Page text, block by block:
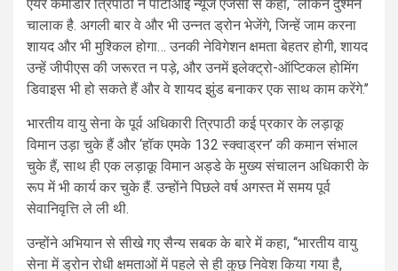
एयर कमोडोर त्रिपाठी ने पीटीआई न्यूज एजेंसी से कहा, ‘‘लेकिन दुश्मन
चालाक है. अगली बार वे और भी उन्नत ड्रोन भेजेंगे, जिन्हें जाम करना
शायद और भी मुश्किल होगा… उनकी नेविगेशन क्षमता बेहतर होगी, शायद
उन्हें जीपीएस की जरूरत न पड़े, और उनमें इलेक्ट्रो-ऑप्टिकल होमिंग
डिवाइस भी हो सकते हैं और वे शायद झुंड बनाकर एक साथ काम करेंगे.’’
भारतीय वायु सेना के पूर्व अधिकारी त्रिपाठी कई प्रकार के लड़ाकू
विमान उड़ा चुके हैं और ‘हॉक एमके 132 स्क्वाड्रन’ की कमान संभाल
चुके हैं, साथ ही एक लड़ाकू विमान अड्डे के मुख्य संचालन अधिकारी के
रूप में भी कार्य कर चुके हैं. उन्होंने पिछले वर्ष अगस्त में समय पूर्व
सेवानिवृत्ति ले ली थी.
उन्होंने अभियान से सीखे गए सैन्य सबक के बारे में कहा, ‘‘भारतीय वायु
सेना में ड्रोन रोधी क्षमताओं में पहले से ही कुछ निवेश किया गया है,